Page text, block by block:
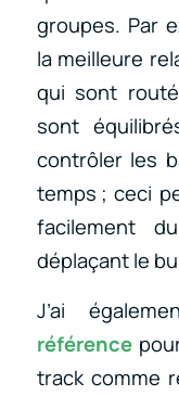
groupes. Par
la meilleure
qui sont
sont
contrôler les
temps ; ceci
facilement
déplaçant le
J’ai
référence
track comme